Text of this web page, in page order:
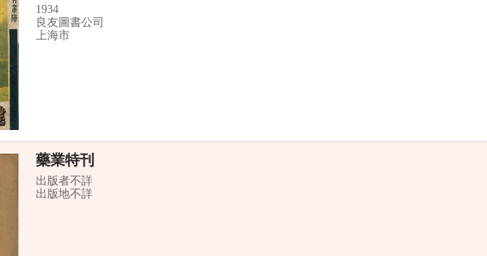
1934
良友圖書公司
上海市
藥業特刊
出版者不詳
出版地不詳